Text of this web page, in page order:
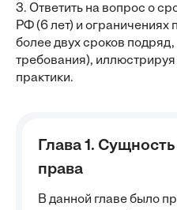
3. Ответить на вопрос о
РФ (6 лет) и ограничениях
более двух сроков
требования),
практики.
Глава 1.
права
В данной главе было